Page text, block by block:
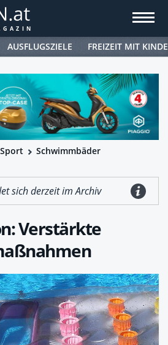
AUSFLUGSZIELE FREIZEIT MIT
Sport Schwimmbäder
sich derzeit im Archiv
Verstärkte